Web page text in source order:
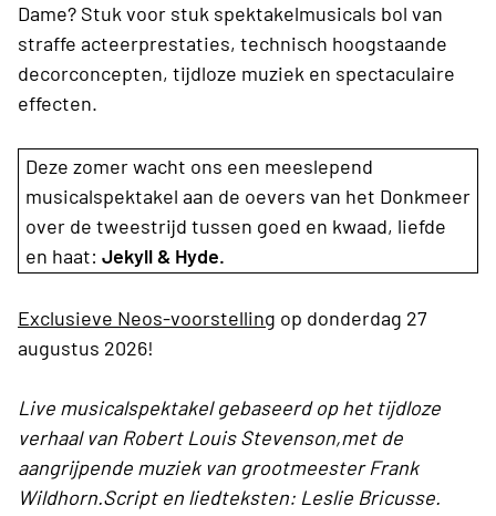
Dame? Stuk voor stuk spektakelmusicals bol van
straffe acteerprestaties, technisch hoogstaande
decorconcepten, tijdloze muziek en spectaculaire
effecten.
Deze zomer wacht ons een meeslepend
musicalspektakel aan de oevers van het Donkmeer
over de tweestrijd tussen goed en kwaad, liefde
en haat: Jekyll & Hyde.
Exclusieve Neos-voorstelling op donderdag 27
augustus 2026!
Live musicalspektakel gebaseerd op het tijdloze
verhaal van Robert Louis Stevenson,met de
aangrijpende muziek van grootmeester Frank
Wildhorn.Script en liedteksten: Leslie Bricusse.